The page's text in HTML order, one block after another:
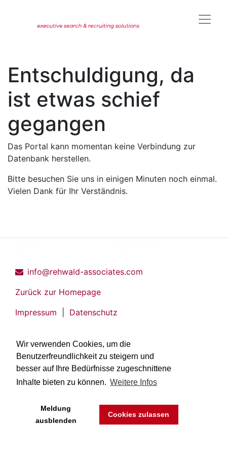
Wir verwenden Cookies, um die
Benutzerfreundlichkeit zu steigern und
besser auf Ihre Bedürfnisse zugeschnittene
Inhalte bieten zu können. Weitere Infos
Meldung
ausblenden
Cookies zulassen
Entschuldigung, da
ist etwas schief
gegangen
Das Portal kann momentan keine Verbindung zur
Datenbank herstellen.
Bitte besuchen Sie uns in einigen Minuten noch einmal.
Vielen Dank für Ihr Verständnis.
info@rehwald-associates.com
Zurück zur Homepage
Impressum
Datenschutz